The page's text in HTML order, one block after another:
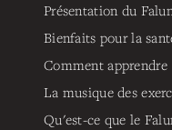
Présentation du
Bienfaits pour la
Comment apprendre
La musique des
Qu'est-ce que le